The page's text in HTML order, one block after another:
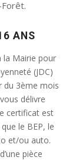
ANS
la Mairie pour
(JDC)
du 3ème mois
délivre
certificat est
le BEP, le
et/ou auto.
pièce